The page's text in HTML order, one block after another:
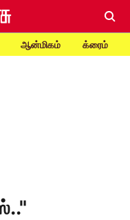
ஆன்மிகம் க்ரைம்